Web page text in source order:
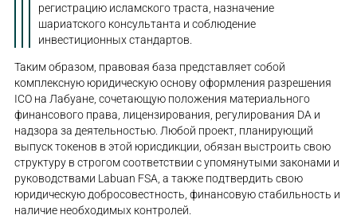
регистрацию исламского траста, назначение
шариатского консультанта и соблюдение
инвестиционных стандартов.
Таким образом, правовая база представляет собой
комплексную юридическую основу оформления разрешения
ICO на Лабуане, сочетающую положения материального
финансового права, лицензирования, регулирования DA и
надзора за деятельностью. Любой проект, планирующий
выпуск токенов в этой юрисдикции, обязан выстроить свою
структуру в строгом соответствии с упомянутыми законами и
руководствами Labuan FSA, а также подтвердить свою
юридическую добросовестность, финансовую стабильность и
наличие необходимых контролей.